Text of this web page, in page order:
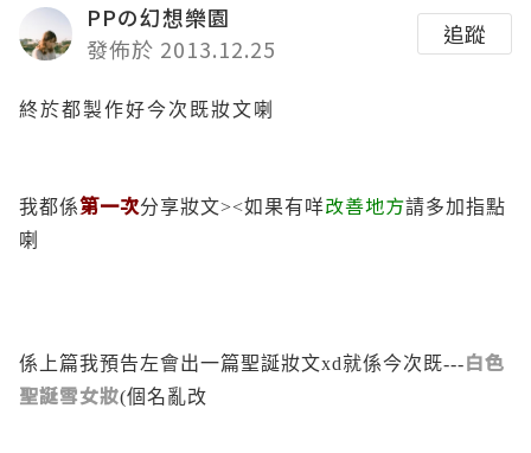
PPの幻想樂園
發佈於 2013.12.25
追蹤
終於都製作好今次既妝文喇
我都係第一次分享妝文><如果有咩改善地方請多加指點
喇
係上篇我預告左會出一篇聖誕妝文xd就係今次既---白色
聖誕雪女妝(個名亂改